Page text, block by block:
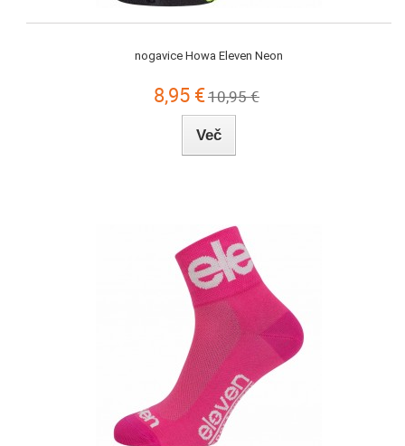
nogavice Howa Eleven Neon
8,95 €10,95 €
Več